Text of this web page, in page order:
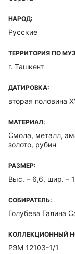
НАРОД:
Русские
ТЕРРИТОРИЯ ПО
г. Ташкент
ДАТИРОВКА:
вторая половина
МАТЕРИАЛ:
Смола, металл,
золото, рубин
РАЗМЕР:
Выс. – 6,6, шир. –
СОБИРАТЕЛЬ:
Голубева Галина
КОЛЛЕКЦИОННЫЙ
РЭМ 12103-1/1